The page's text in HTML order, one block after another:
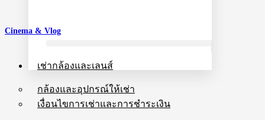
เช่ากล้องและเลนส์
กล้องและอุปกรณ์ให้เช่า
เงื่อนไขการเช่าและการชำระเงิน
Cinema & Vlog